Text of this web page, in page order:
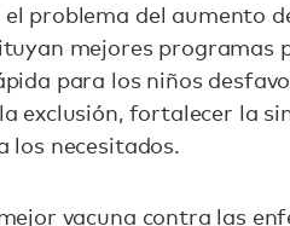
problema del aumento
mejores programas
para los niños
exclusión, fortalecer la
los necesitados.
vacuna contra las